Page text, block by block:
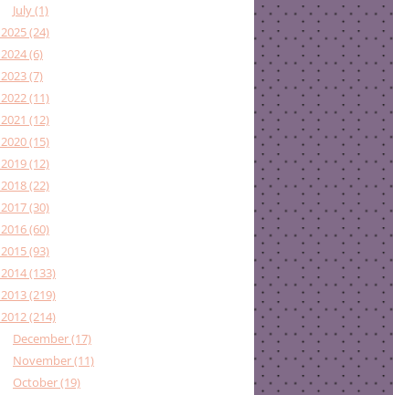
July (1)
2025 (24)
2024 (6)
2023 (7)
2022 (11)
2021 (12)
2020 (15)
2019 (12)
2018 (22)
2017 (30)
2016 (60)
2015 (93)
2014 (133)
2013 (219)
2012 (214)
December (17)
November (11)
October (19)